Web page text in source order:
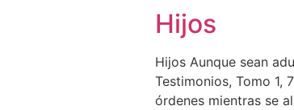
Hijos
Hijos Aunque sean
Testimonios, Tomo 1,
órdenes mientras se